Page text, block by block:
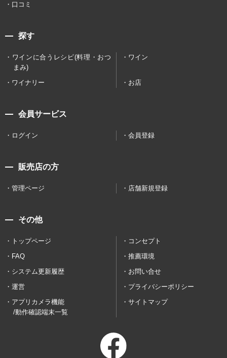
口コミ
探す
ワインに合うレシピ(料理・おつ
まみ)
ワイン
ワイナリー お店
会員サービス
ログイン 会員登録
販売店の方
管理ページ 店舗新規登録
その他
トップページ
コンセプト
FAQ
推薦環境
システム更新履歴
お問い合せ
運営
プライバシーポリシー
アプリカメラ機能
/動作確認端末一覧
サイトマップ